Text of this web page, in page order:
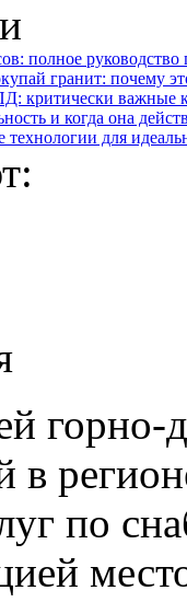
полное
гранит: почему
важные
и когда она
для
горно-
в
по